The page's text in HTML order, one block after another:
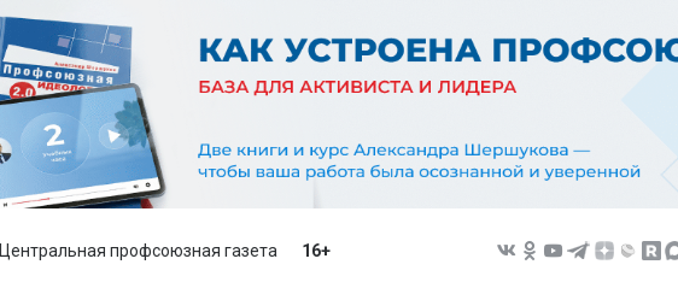
Центральная профсоюзная газета 16+